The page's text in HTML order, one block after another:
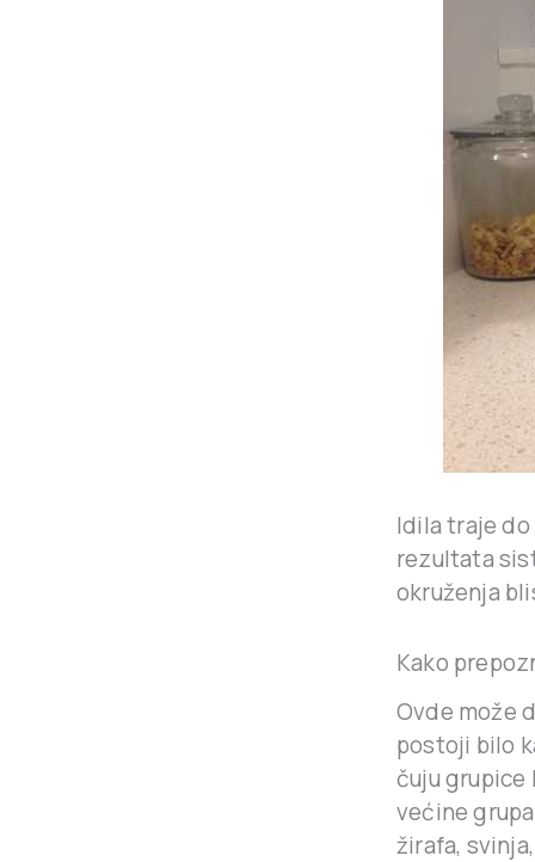
Idila traje
rezultata
okruženja
Kako
Ovde može
postoji bilo
čuju grupice
većine
žirafa,